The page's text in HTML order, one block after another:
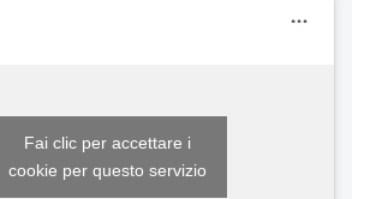
Fai clic per accettare i
cookie per questo servizio